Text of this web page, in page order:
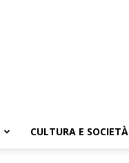
CULTURA E SOCIETÀ